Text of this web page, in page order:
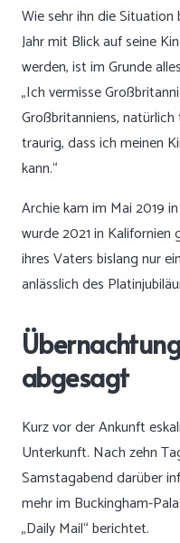
Wie sehr ihn die
Jahr mit Blick auf seine
werden, ist im Grunde
„Ich vermisse
Großbritanniens,
traurig, dass ich meinen
kann.“
Archie kam im Mai 2019
wurde 2021 in Kalifornien
ihres Vaters bislang nur
anlässlich des
abgesagt
Kurz vor der Ankunft
Unterkunft. Nach zehn
Samstagabend darüber
mehr im Buckingham-
„Daily Mail“ berichtet.